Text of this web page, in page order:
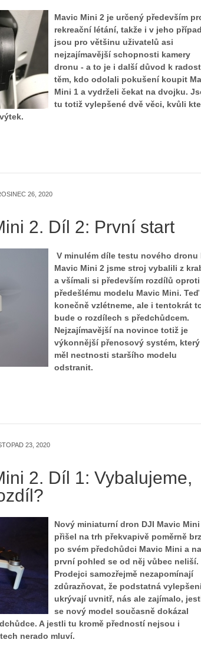
Mavic Mini 2 je určený především
rekreační létání, takže i v jeho
jsou pro většinu uživatelů asi
nejzajímavější schopnosti kamery
dronu - a to je i další důvod k
těm, kdo odolali pokušení koupit
Mini 1 a vydrželi čekat na dvojku.
tu totiž vylepšené dvě věci, kvůli
26, 2020
2. Díl 2: První start
V minulém díle testu nového dronu
Mavic Mini 2 jsme stroj vybalili z
a všímali si především rozdílů oproti
předešlému modelu Mavic Mini. Teď
konečně vzlétneme, ale i tentokrát
bude o rozdílech s předchůdcem.
Nejzajímavější na novince totiž je
výkonnější přenosový systém,
měl nectnosti staršího modelu
odstranit.
23, 2020
2. Díl 1: Vybalujeme,
Nový miniaturní dron DJI Mavic Mini
přišel na trh překvapivě poměrně
po svém předchůdci Mavic Mini a na
první pohled se od něj vůbec neliší.
Prodejci samozřejmě nezapomínají
zdůrazňovat, že podstatná
ukrývají uvnitř, nás ale zajímalo,
se nový model současně dokázal
A jestli tu kromě předností nejsou i
nerado mluví.